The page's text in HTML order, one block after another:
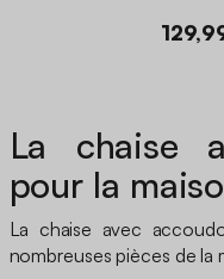
La chaise
pour la
La chaise avec
nombreuses pièces de la